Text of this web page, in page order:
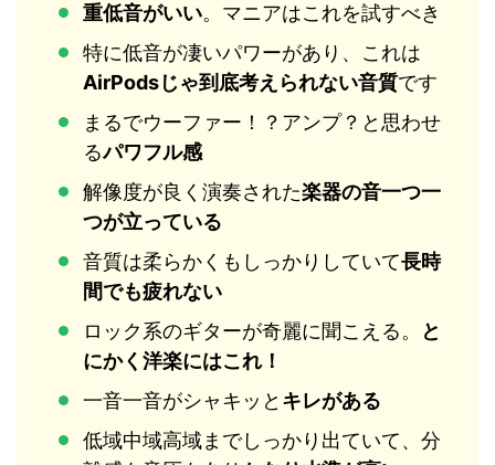
重低音がいい。マニアはこれを試すべき
特に低音が凄いパワーがあり、これは
AirPodsじゃ到底考えられない音質です
まるでウーファー！？アンプ？と思わせ
るパワフル感
解像度が良く演奏された楽器の音一つ一
つが立っている
音質は柔らかくもしっかりしていて長時
間でも疲れない
ロック系のギターが奇麗に聞こえる。
と
にかく洋楽にはこれ！
一音一音がシャキッと キレがある
低域中域高域までしっかり出ていて、分